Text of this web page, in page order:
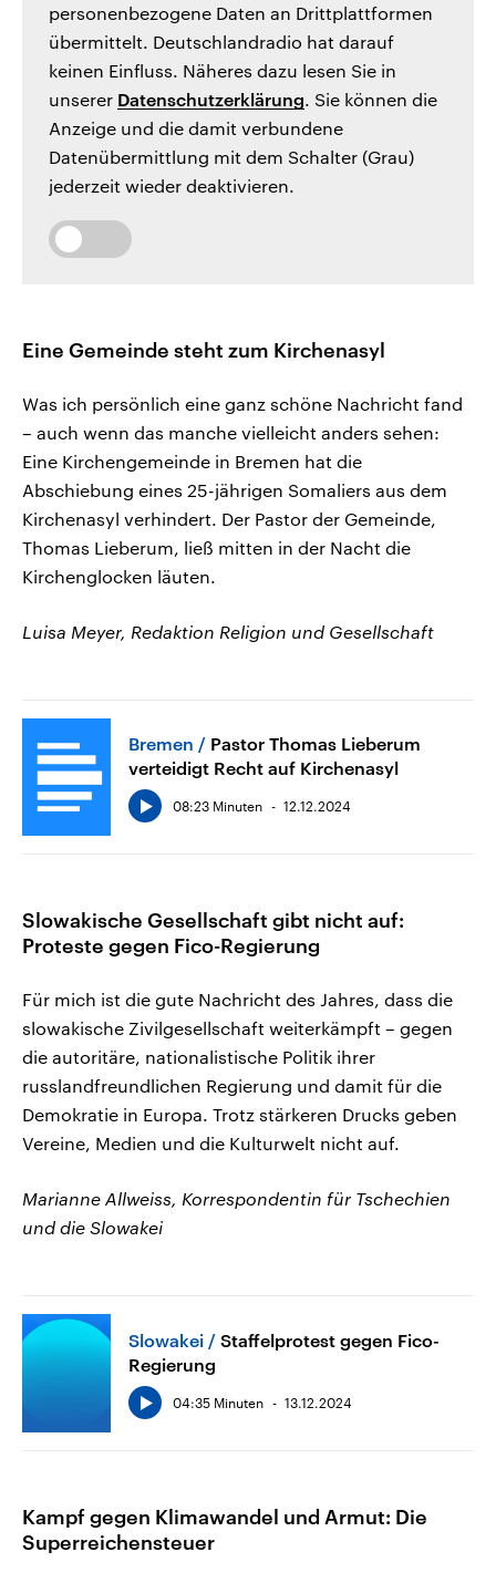
personenbezogene Daten an Drittplattformen
übermittelt. Deutschlandradio hat darauf
keinen Einfluss. Näheres dazu lesen Sie in
unserer Datenschutzerklärung. Sie können die
Anzeige und die damit verbundene
Datenübermittlung mit dem Schalter (Grau)
jederzeit wieder deaktivieren.
Eine Gemeinde steht zum Kirchenasyl
Was ich persönlich eine ganz schöne Nachricht fand
– auch wenn das manche vielleicht anders sehen:
Eine Kirchengemeinde in Bremen hat die
Abschiebung eines 25-jährigen Somaliers aus dem
Kirchenasyl verhindert. Der Pastor der Gemeinde,
Thomas Lieberum, ließ mitten in der Nacht die
Kirchenglocken läuten.
Luisa Meyer, Redaktion Religion und Gesellschaft
Bremen
Pastor Thomas Lieberum
verteidigt Recht auf Kirchenasyl
08:23 Minuten 12.12.2024
Slowakische Gesellschaft gibt nicht auf:
Proteste gegen Fico-Regierung
Für mich ist die gute Nachricht des Jahres, dass die
slowakische Zivilgesellschaft weiterkämpft – gegen
die autoritäre, nationalistische Politik ihrer
russlandfreundlichen Regierung und damit für die
Demokratie in Europa. Trotz stärkeren Drucks geben
Vereine, Medien und die Kulturwelt nicht auf.
Marianne Allweiss, Korrespondentin für Tschechien
und die Slowakei
Slowakei
Staffelprotest gegen Fico-
Regierung
04:35 Minuten 13.12.2024
Kampf gegen Klimawandel und Armut: Die
Superreichensteuer